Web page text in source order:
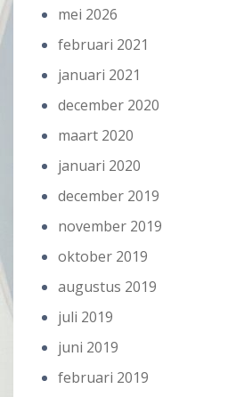
mei 2026
februari 2021
januari 2021
december 2020
maart 2020
januari 2020
december 2019
november 2019
oktober 2019
augustus 2019
juli 2019
juni 2019
februari 2019